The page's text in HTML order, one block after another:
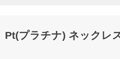
Pt(プラチナ) ネックレ